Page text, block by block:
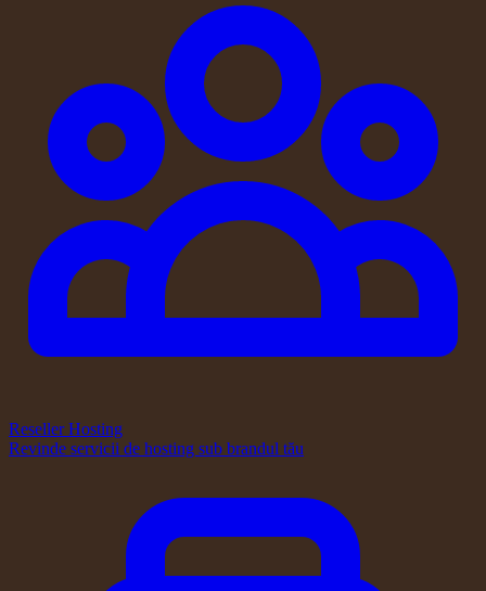
Reseller Hosting
Revinde servicii de hosting sub brandul tău